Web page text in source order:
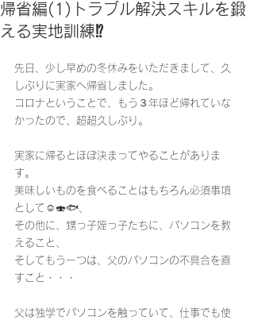
帰省編(1)トラブル解決スキルを鍛
える実地訓練⁉︎
先日、少し早めの冬休みをいただきまして、久
しぶりに実家へ帰省しました。
コロナということで、もう３年ほど帰れていな
かったので、超超久しぶり。
実家に帰るとほぼ決まってやることがありま
す。
美味しいものを食べることはもちろん必須事項
として☺️🍣🐟、
その他に、甥っ子姪っ子たちに、パソコンを教
えること、
そしてもう一つは、父のパソコンの不具合を直
すこと・・・
父は独学でパソコンを触っていて、仕事でも使